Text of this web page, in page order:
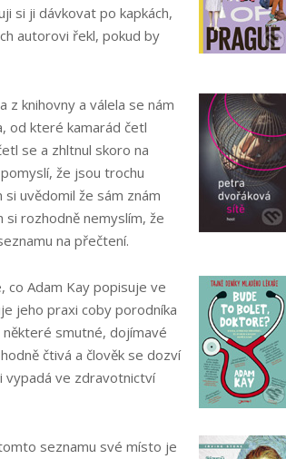
si ji dávkovat po kapkách,
autorovi řekl, pokud by
z knihovny a válela se nám
od které kamarád četl
se a zhltnul skoro na
že jsou trochu
uvědomil že sám znám
si rozhodně nemyslím, že
na přečtení.
Adam Kay popisuje ve
jeho praxi coby porodníka
smutné, dojímavé
čtivá a člověk se dozví
vypadá ve zdravotnictví
seznamu své místo je